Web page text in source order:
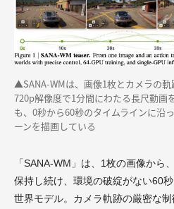
▲SANA-WMは、画像1枚とカメラの軌
720p解像度で1分間にわたる長尺動画
も、0秒から60秒のタイムラインに沿
ーンを描画している
「SANA-WM」は、1枚の画像から
保持し続け、環境の破綻がない60
世界モデル。カメラ軌跡の厳密な